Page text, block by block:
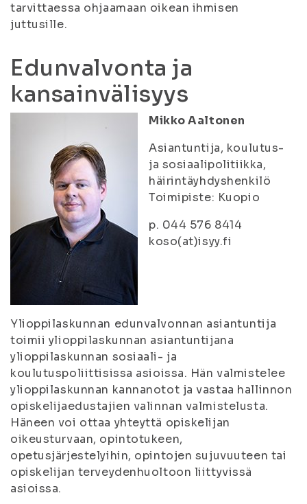
tarvittaessa ohjaamaan oikean ihmisen
juttusille.
Edunvalvonta ja
kansainvälisyys
Mikko Aaltonen
Asiantuntija, koulutus-
ja sosiaalipolitiikka,
häirintäyhdyshenkilö
Toimipiste: Kuopio
p. 044 576 8414
koso(at)isyy.fi
Ylioppilaskunnan edunvalvonnan asiantuntija
toimii ylioppilaskunnan asiantuntijana
ylioppilaskunnan sosiaali- ja
koulutuspoliittisissa asioissa. Hän valmistelee
ylioppilaskunnan kannanotot ja vastaa hallinnon
opiskelijaedustajien valinnan valmistelusta.
Häneen voi ottaa yhteyttä opiskelijan
oikeusturvaan, opintotukeen,
opetusjärjestelyihin, opintojen sujuvuuteen tai
opiskelijan terveydenhuoltoon liittyvissä
asioissa.